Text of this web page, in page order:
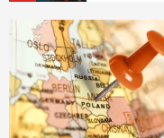
4
Czy
geodety w